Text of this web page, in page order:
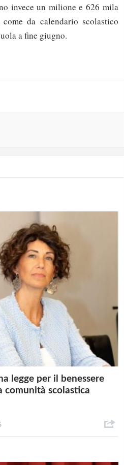
invece un milione e 626 mila
da calendario scolastico
a fine giugno.
legge per il benessere
comunità scolastica